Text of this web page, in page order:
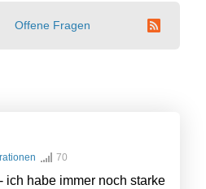
Offene Fragen
70
ich habe immer noch starke